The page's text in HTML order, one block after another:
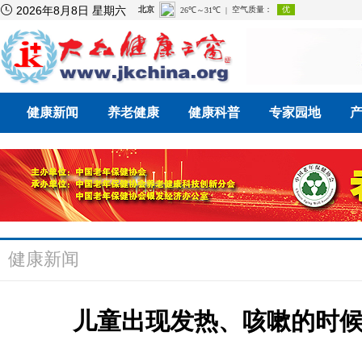
 2026年8月8日 星期六
健康新闻 养老健康 健康科普 专家园地
健康新闻
儿童出现发热、咳嗽的时